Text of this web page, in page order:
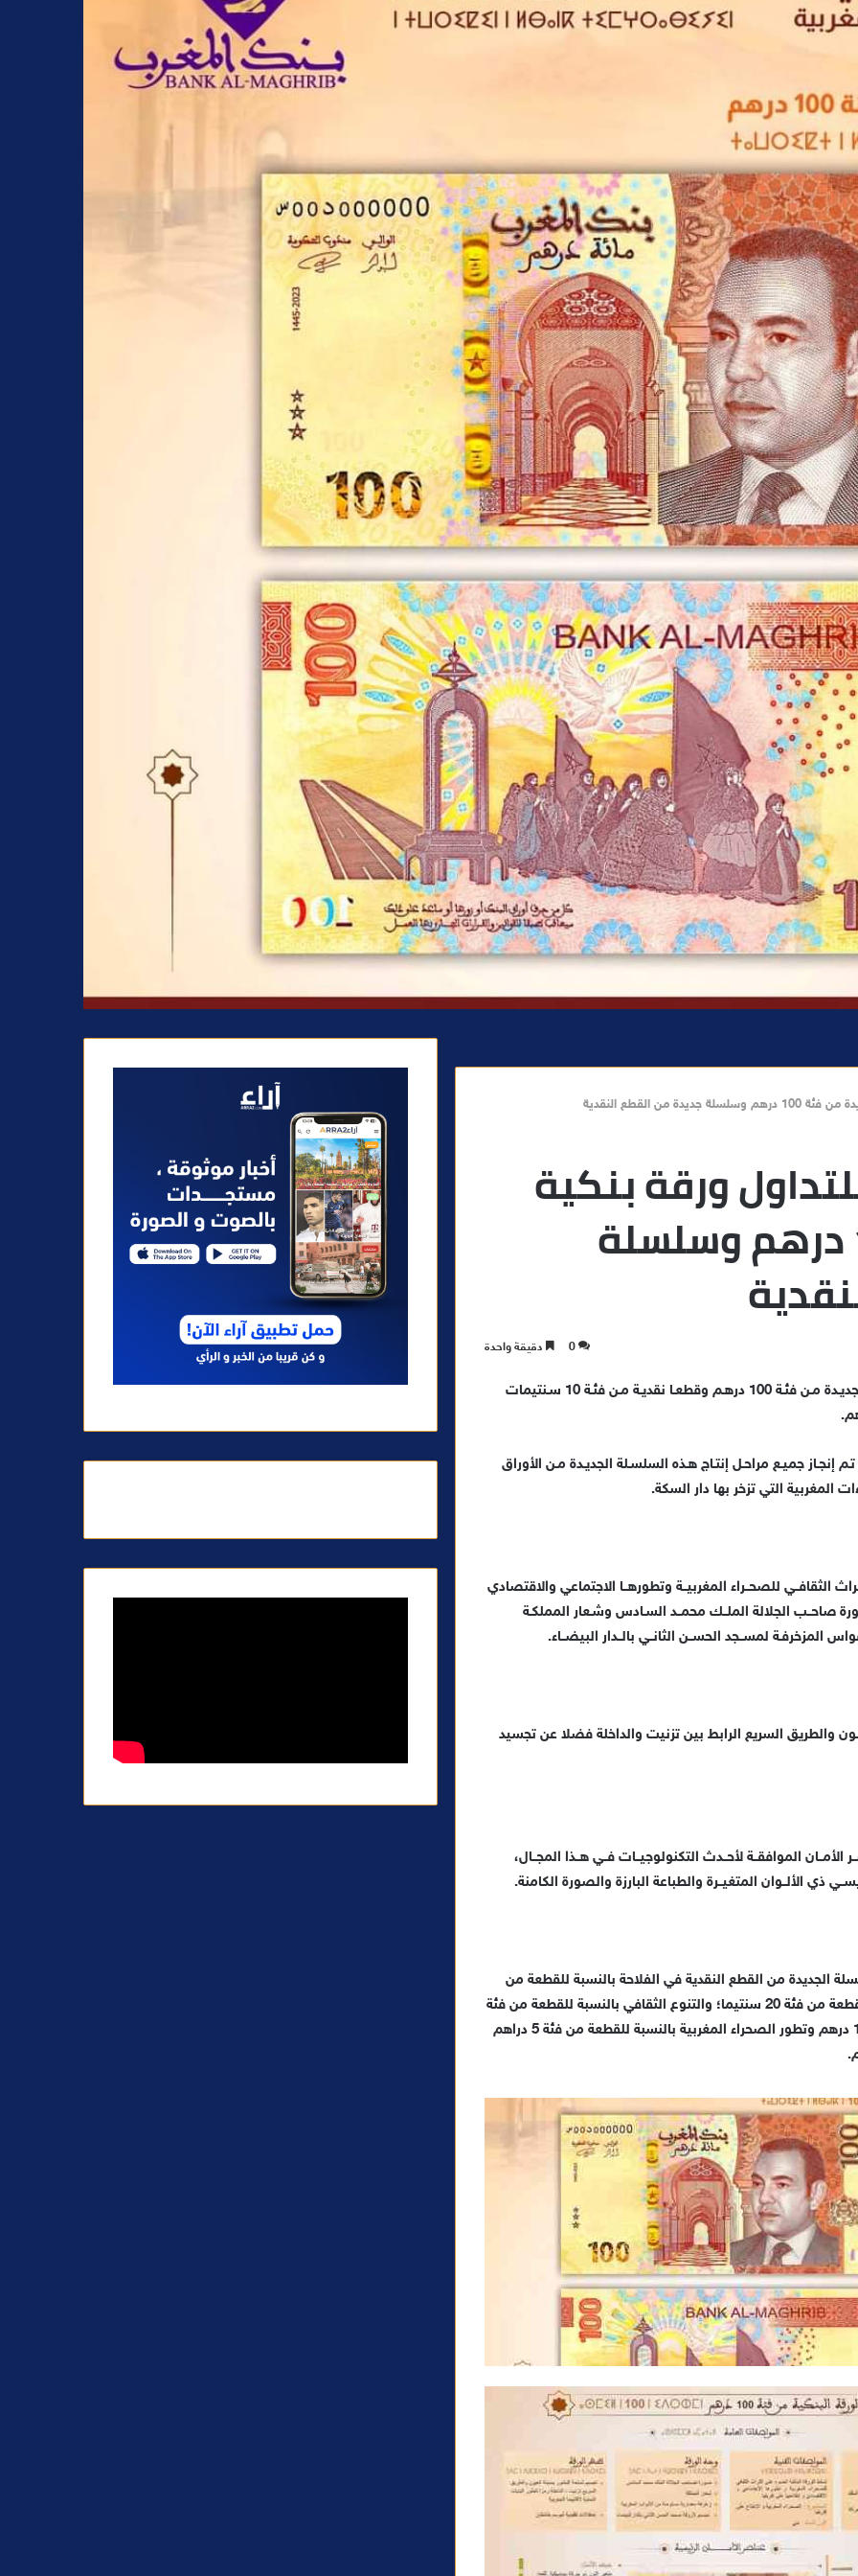
من القطع النقدية
ورقة بنكية
جديدة من فئة 100 درهم وسلسلة
0 دقيقة واحدة
طرح بنــك المغــرب للتــداول، اليوم الجمعة، ورقـة بنكيـة جديـدة مـن فئـة 100 درهـم وقطعـا نقديـة مـن فئـة 10 سـنتيمات
جميـع مراحـل إنتـاج هـذه السلسـلة الجديـدة مـن الأوراق
المغربية التي تزخر بها دار السكة.
الجديدة، مــن فئــة 100 درهــم ، التــراث الثقافــي للصحــراء المغربيــة وتطورهــا الاجتماعي والاقتصادي
صاحــب الجلالة الملــك محمــد السـادس وشـعار المملكـة
لمســجد الحســن الثانــي بالــدار البيضــاء.
والطريق السريع الرابط بين تزنيت والداخلة فضلا عن تجسيد
الأمــان الموافقــة لأحــدث التكنولوجيــات فــي هــذا المجــال،
ذي الألــوان المتغيــرة والطباعة البارزة والصورة الكامنة.
الجديدة من القطع النقدية في الفلاحة بالنسبة للقطعة من
فئة 10 سنتيمات والتنمية المستدامة والبيئة بالنسبة للقطعة من فئة 20 سنتيما؛ والتنوع الثقافي بالنسبة للقطعة من فئة
نصف درهم والسيادة الوطنية بالنسبة للقطعة من فئة 1 درهم وتطور الصحراء المغربية بالنسبة للقطعة من فئة 5 دراهم